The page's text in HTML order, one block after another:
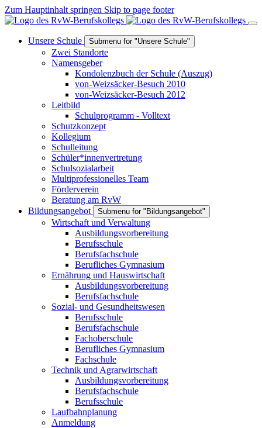
Zum Hauptinhalt springen Skip to page footer
Unsere Schule Submenu for "Unsere Schule"
Zwei Standorte
Namensgeber
Kondolenzbuch der Schule (Auszug)
von-Weizsäcker-Besuch 2010
von-Weizsäcker-Besuch 2012
Leitbild
Schulprogramm - Volltext
Schutzkonzept
Kollegium
Schulleitung
Schüler*innenvertretung
Schulsozialarbeit
Multiprofessionelles Team
Förderverein
Beratung am RvW
Bildungsangebot
Submenu for "Bildungsangebot"
Wirtschaft und Verwaltung
Ausbildungsvorbereitung
Berufsschule
Berufsfachschule
Berufliches Gymnasium
Ernährung und Hauswirtschaft
Ausbildungsvorbereitung
Berufsfachschule
Sozial- und Gesundheitswesen
Berufsschule
Berufsfachschule
Fachoberschule
Berufliches Gymnasium
Fachschule
Technik und Agrarwirtschaft
Ausbildungsvorbereitung
Berufsfachschule
Berufsschule
Laufbahnplanung
Anmeldung